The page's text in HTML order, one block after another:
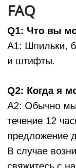
FAQ
Q1: Что вы
A1: Шпильки,
и штифты.
Q2: Когда я
A2: Обычно мы
течение 12
предложение
В случае